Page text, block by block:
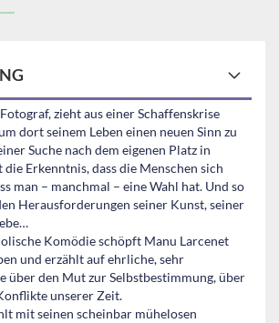
zieht aus einer Schaffenskrise
dort seinem Leben einen neuen Sinn zu
Suche nach dem eigenen Platz in
Erkenntnis, dass die Menschen sich
man – manchmal – eine Wahl hat. Und so
Herausforderungen seiner Kunst, seiner
Komödie schöpft Manu Larcenet
und erzählt auf ehrliche, sehr
über den Mut zur Selbstbestimmung, über
unserer Zeit.
mit seinen scheinbar mühelosen